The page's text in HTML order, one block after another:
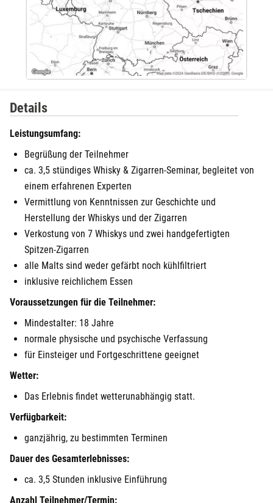
Details
Leistungsumfang:
Begrüßung der Teilnehmer
ca. 3,5 stündiges Whisky & Zigarren-Seminar, begleitet von
einem erfahrenen Experten
Vermittlung von Kenntnissen zur Geschichte und
Herstellung der Whiskys und der Zigarren
Verkostung von 7 Whiskys und zwei handgefertigten
Spitzen-Zigarren
alle Malts sind weder gefärbt noch kühlfiltriert
inklusive reichlichem Essen
Voraussetzungen für die Teilnehmer:
Mindestalter: 18 Jahre
normale physische und psychische Verfassung
für Einsteiger und Fortgeschrittene geeignet
Wetter:
Das Erlebnis findet wetterunabhängig statt.
Verfügbarkeit:
ganzjährig, zu bestimmten Terminen
Dauer des Gesamterlebnisses:
ca. 3,5 Stunden inklusive Einführung
Anzahl Teilnehmer/Termin: